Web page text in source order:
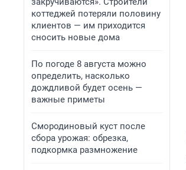
коттеджей потеряли половину
клиентов — им приходится
сносить новые дома
По погоде 8 августа можно
определить, насколько
дождливой будет осень —
важные приметы
Смородиновый куст после
сбора урожая: обрезка,
подкормка размножение